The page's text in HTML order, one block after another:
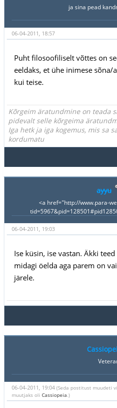
ja sina pead
06-04-2011, 18:57
Puht filosoofiliselt võttes on
eeldaks, et ühe inimese
kui teise.
Kõrgeim äratundmine on teada
pidevalt selle kõrgeima
Iga hetk ja iga kogemus, mis sa
kordumatu
ayyu
<a href="http://www.para-
06-04-2011, 19:03
Ise küsin, ise vastan. Äkki
midagi öelda aga parem on
järele.
06-04-2011, 19:04 (Seda postitust muudeti
muutjaks oli Cassiopeia .)